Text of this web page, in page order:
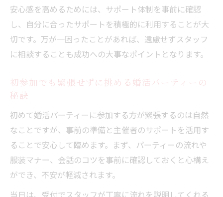
一人参加でも安心な婚活パーティーサポー
ト体制
婚活パーティーでの孤立を防ぐサポートの
役割
流れ
サポート
不安を解消する婚活パーティーの個別サポ
ート
婚活パーティーで印象をアップするサポート活
用法
安心感を高めるためには、サポート体制を事前に確認
し、自分に合ったサポートを積極的に利用することが大
切です。万が一困ったことがあれば、遠慮せずスタッフ
に相談することも成功への大事なポイントとなります。
初参加でも緊張せずに挑める婚活パーティーの
秘訣
初めて婚活パーティーに参加する方が緊張するのは自然
なことですが、事前の準備と主催者のサポートを活用す
ることで安心して臨めます。まず、パーティーの流れや
服装マナー、会話のコツを事前に確認しておくと心構え
ができ、不安が軽減されます。
当日は、受付でスタッフが丁寧に流れを説明してくれる